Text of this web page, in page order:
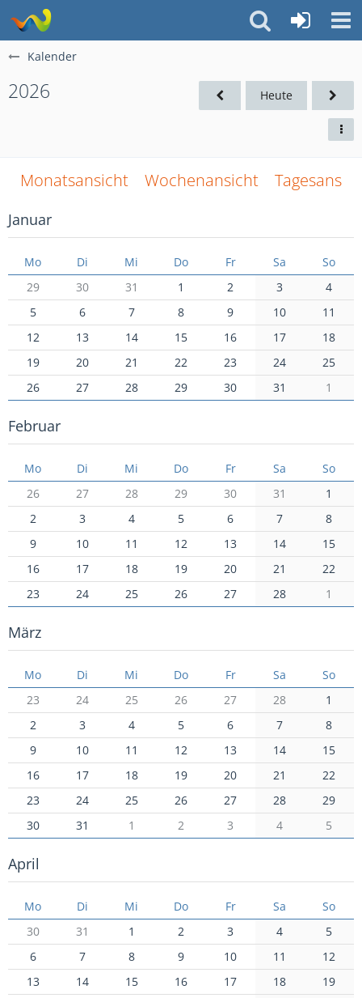
Kalender
2026 Heute
Monatsansicht Wochenansicht
Januar
Mo Di Mi Do Fr Sa
So
29
30 31 1 2 3
4
5
6 7 8 9 10
11
12
13 14 15 16 17
18
19
20 21 22 23 24
25
26
27 28 29 30 31 1
Februar
Mo Di Mi Do Fr Sa
So
26
27 28 29 30 31
1
2
3 4 5 6 7
8
9
10 11 12 13 14
15
16
17 18 19 20 21
22
23
24 25 26 27 28 1
März
Mo Di Mi Do Fr Sa
So
23
24 25 26 27 28
1
2
3 4 5 6 7
8
9
10 11 12 13 14
15
16
17 18 19 20 21
22
23
24 25 26 27 28
29
30
31 1 2 3 4 5
April
Mo Di Mi Do Fr Sa
So
30
31 1 2 3 4
5
6
7 8 9 10 11
12
13
14 15 16 17 18
19